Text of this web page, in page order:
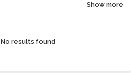
Show more
No results found